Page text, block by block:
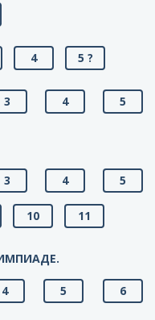
4 5 ?
3 4 5
3 4 5
10 11
4 5 6